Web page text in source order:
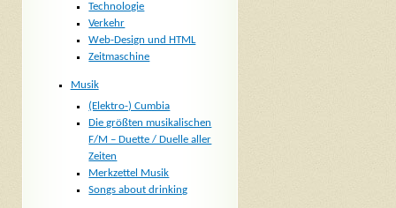
Technologie
Verkehr
Web-Design und HTML
Zeitmaschine
Musik
(Elektro-) Cumbia
Die größten musikalischen
F/M – Duette / Duelle aller
Zeiten
Merkzettel Musik
Songs about drinking